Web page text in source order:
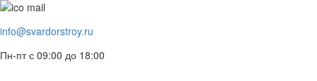
info@svardorstroy.ru
Пн-пт с 09:00 до 18:00